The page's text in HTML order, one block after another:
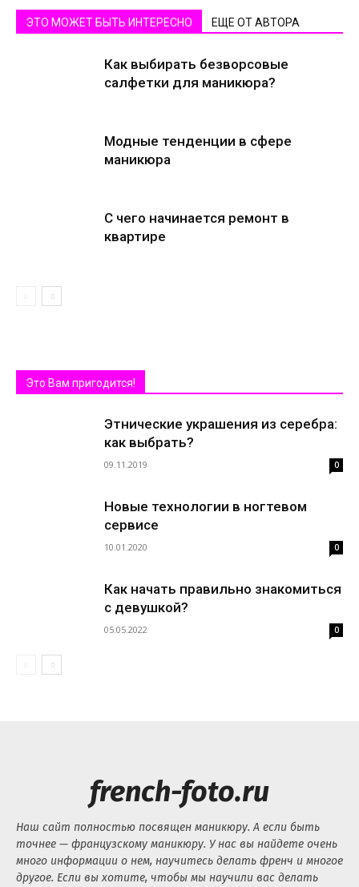
ЭТО МОЖЕТ БЫТЬ ИНТЕРЕСНО ЕЩЕ ОТ АВТОРА
Как выбирать безворсовые
салфетки для маникюра?
Модные тенденции в сфере
маникюра
С чего начинается ремонт в
квартире
Это Вам пригодится!
Этнические украшения из серебра:
как выбрать?
09.11.2019 0
Новые технологии в ногтевом
сервисе
10.01.2020 0
Как начать правильно знакомиться
с девушкой?
05.05.2022 0
french-foto.ru
Наш сайт полностью посвящен маникюру. А если быть
точнее — французскому маникюру. У нас вы найдете очень
много информации о нем, научитесь делать френч и многое
другое. Если вы хотите, чтобы мы научили вас делать